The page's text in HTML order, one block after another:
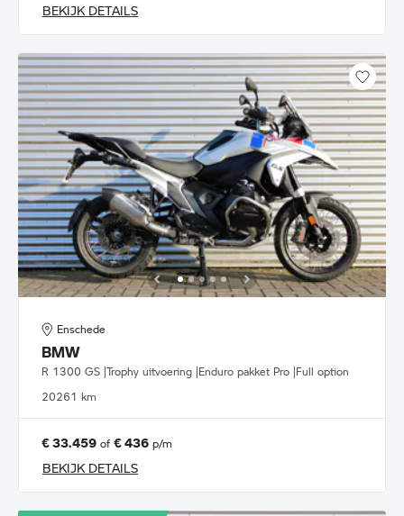
BEKIJK DETAILS
Enschede
BMW
R 1300 GS |Trophy uitvoering |Enduro pakket Pro |Full option
20261 km
€ 33.459 of € 436 p/m
BEKIJK DETAILS